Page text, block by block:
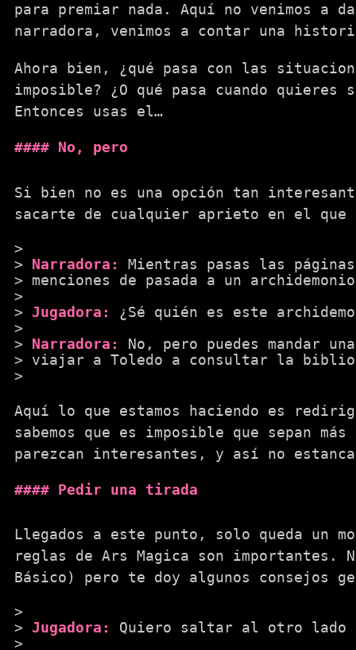
para premiar nada. Aquí no venimos a
narradora, venimos a contar una
Ahora bien, ¿qué pasa con las
imposible? ¿O qué pasa cuando
Entonces usas el…
No, pero
Si bien no es una opción tan
sacarte de cualquier aprieto en el que
Narradora:
Mientras pasas las
menciones de pasada a un
Jugadora:
¿Sé quién es este
Narradora:
No, pero puedes mandar
viajar a Toledo a consultar la
Aquí lo que estamos haciendo es
sabemos que es imposible que sepan
parezcan interesantes, y así no
Pedir una tirada
Llegados a este punto, solo queda un
reglas de Ars Magica son
Básico) pero te doy algunos consejos
Jugadora:
Quiero saltar al otro